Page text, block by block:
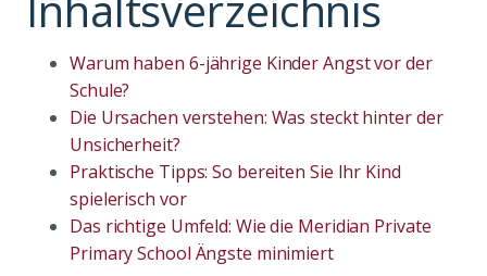
Warum haben 6-jährige Kinder Angst vor der
Schule?
Die Ursachen verstehen: Was steckt hinter der
Unsicherheit?
Praktische Tipps: So bereiten Sie Ihr Kind
spielerisch vor
Das richtige Umfeld: Wie die Meridian Private
Primary School Ängste minimiert